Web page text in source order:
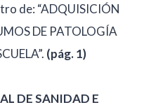
de: “ADQUISICIÓN
DE PATOLOGÍA
(pág. 1)
DE SANIDAD E